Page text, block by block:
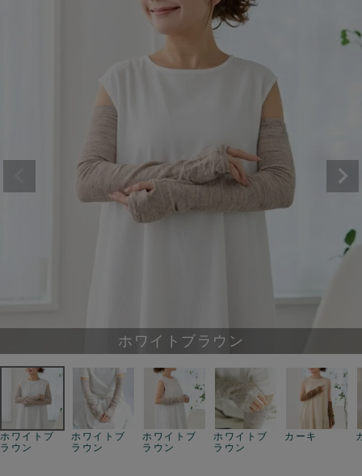
ホワイトブラウン
ホワイトブ
ラウン
ホワイトブ
ラウン
ホワイトブ
ラウン
ホワイトブ
ラウン
カーキ